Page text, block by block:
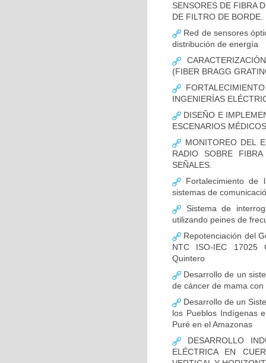
SENSORES DE FIBRA
DE FILTRO DE BORDE.
Red de sensores
distribución de energía
(FIBER BRAGG
INGENIERÍAS
DISEÑO E
ESCENARIOS
MONITOREO DEL
RADIO SOBRE
SEÑALES.
Fortalecimiento de
sistemas de
Sistema de
utilizando peines de
Repotenciación del
NTC ISO-IEC 17025
Quintero
Desarrollo de un
de cáncer de mama
Desarrollo de un
los Pueblos Indígenas
Puré en el Amazonas
DESARROLLO
ELÉCTRICA EN